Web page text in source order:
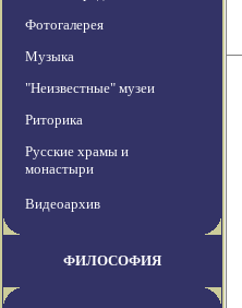
Фотогалерея
Музыка
"Неизвестные" музеи
Риторика
Русские храмы и
монастыри
Видеоархив
ФИЛОСОФИЯ